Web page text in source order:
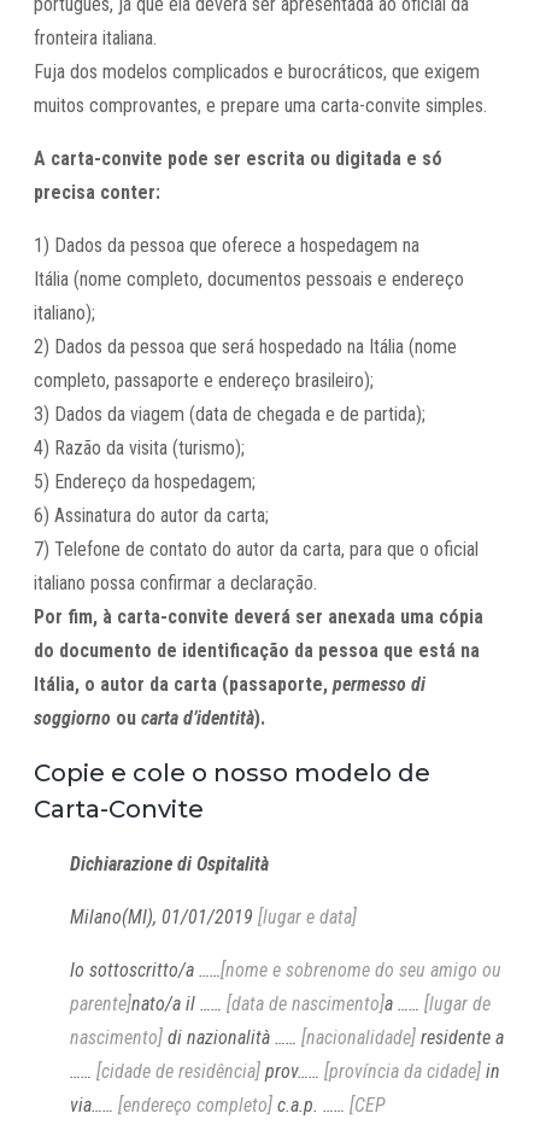
fronteira italiana.
Fuja dos modelos complicados e burocráticos, que exigem
muitos comprovantes, e prepare uma carta-convite simples.
A carta-convite pode ser escrita ou digitada e só
precisa conter:
1) Dados da pessoa que oferece a hospedagem na
Itália (nome completo, documentos pessoais e endereço
italiano);
2) Dados da pessoa que será hospedado na Itália (nome
completo, passaporte e endereço brasileiro);
3) Dados da viagem (data de chegada e de partida);
4) Razão da visita (turismo);
5) Endereço da hospedagem;
6) Assinatura do autor da carta;
7) Telefone de contato do autor da carta, para que o oficial
italiano possa confirmar a declaração.
Por fim, à carta-convite deverá ser anexada uma cópia
do documento de identificação da pessoa que está na
Itália, o autor da carta (passaporte, permesso di
soggiorno ou carta d’identità).
Copie e cole o nosso modelo de
Carta-Convite
Dichiarazione di Ospitalità
Milano(MI), 01/01/2019 [lugar e data]
Io sottoscritto/a …… [nome e sobrenome do seu amigo ou
parente]nato/a il …… [data de nascimento]a …… [lugar de
nascimento] di nazionalità …… [nacionalidade] residente a
[cidade de residência] prov…… [província da cidade] in
via…… [endereço completo] c.a.p. …… [CEP